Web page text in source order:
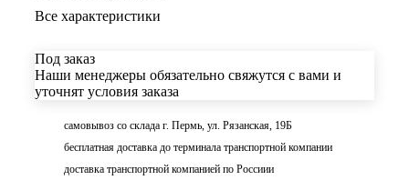
Все характеристики
Под заказ
Наши менеджеры обязательно свяжутся с вами и
уточнят условия заказа
самовывоз со склада г. Пермь, ул. Рязанская, 19Б
бесплатная доставка до терминала транспортной компании
доставка транспортной компанией по Россиии